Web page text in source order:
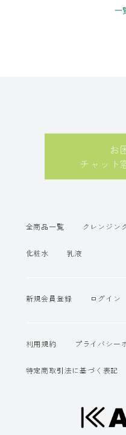
一
お
チャット
全商品一覧 クレンジン
化粧水 乳液
新規会員登録 ログイン
利用規約 プライバシー
特定商取引法に基づく表記